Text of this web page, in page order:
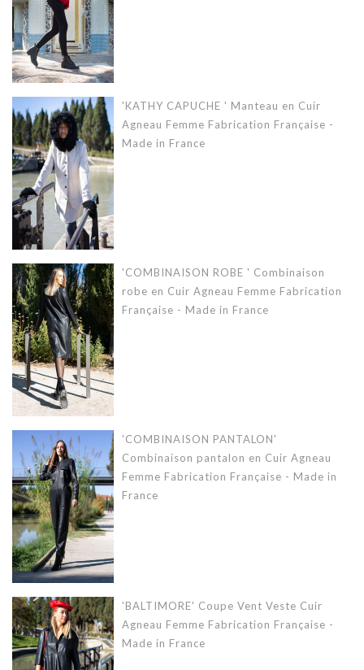
'KATHY CAPUCHE ' Manteau en Cuir
Agneau Femme Fabrication Française -
Made in France
'COMBINAISON ROBE ' Combinaison
robe en Cuir Agneau Femme Fabrication
Française - Made in France
'COMBINAISON PANTALON'
Combinaison pantalon en Cuir Agneau
Femme Fabrication Française - Made in
France
'BALTIMORE' Coupe Vent Veste Cuir
Agneau Femme Fabrication Française -
Made in France